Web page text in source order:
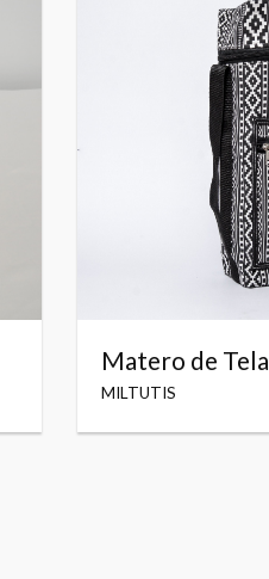
Matero de Tela
MILTUTIS